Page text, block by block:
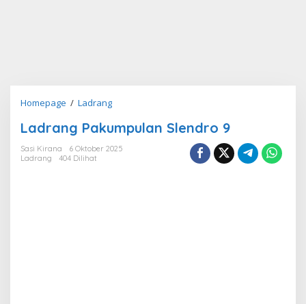
Homepage / LadrangLadrang
Slendro
9
Ladrang Pakumpulan Slendro 9
Sasi Kirana
6 Oktober 2025
Ladrang
404 Dilihat